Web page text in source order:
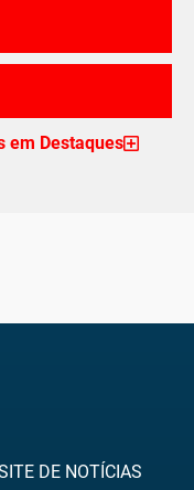
em Destaques
DE NOTÍCIAS